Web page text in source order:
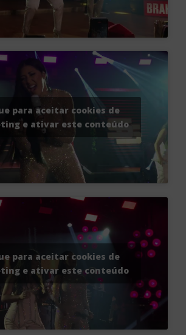
para aceitar cookies de
e ativar este conteúdo
para aceitar cookies de
e ativar este conteúdo